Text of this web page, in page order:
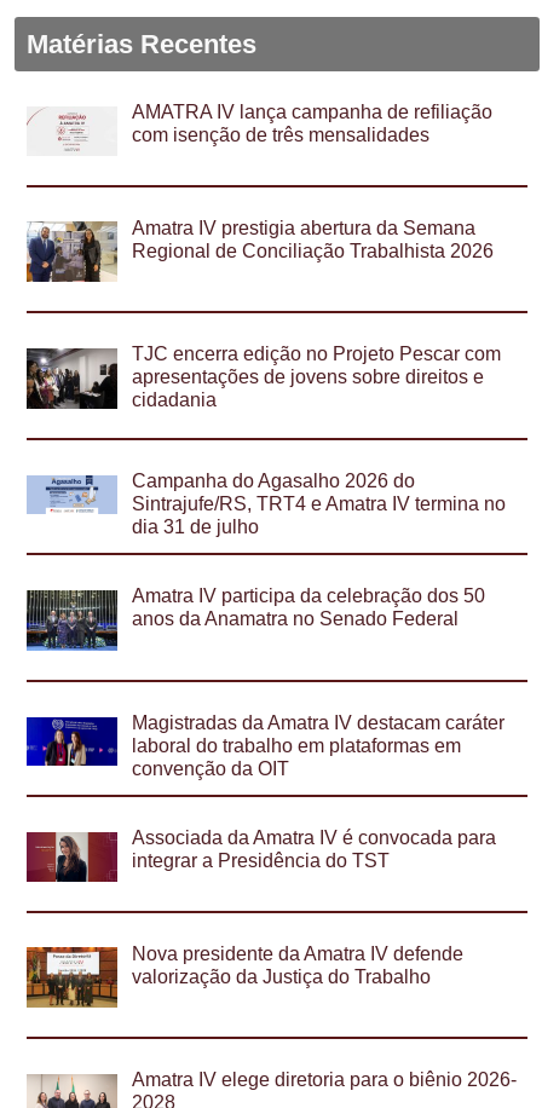
Matérias Recentes
AMATRA IV lança campanha de refiliação
com isenção de três mensalidades
Amatra IV prestigia abertura da Semana
Regional de Conciliação Trabalhista 2026
TJC encerra edição no Projeto Pescar com
apresentações de jovens sobre direitos e
cidadania
Campanha do Agasalho 2026 do
Sintrajufe/RS, TRT4 e Amatra IV termina no
dia 31 de julho
Amatra IV participa da celebração dos 50
anos da Anamatra no Senado Federal
Magistradas da Amatra IV destacam caráter
laboral do trabalho em plataformas em
convenção da OIT
Associada da Amatra IV é convocada para
integrar a Presidência do TST
Nova presidente da Amatra IV defende
valorização da Justiça do Trabalho
Amatra IV elege diretoria para o biênio 2026-
2028